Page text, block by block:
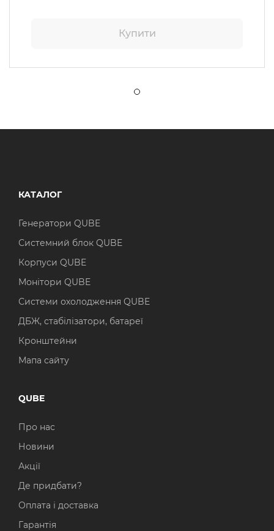
Купити
КАТАЛОГ
Генератори QUBE
Системний блок QUBE
Корпуси QUBE
Монітори QUBE
Системи охолодження QUBE
ДБЖ, стабілізатори, батареї
Кронштейни
Мапа сайту
QUBE
Про нас
Новини
Акції
Де придбати?
Оплата і доставка
Гарантія